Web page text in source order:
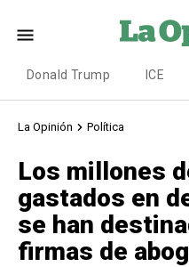
Donald Trump ICE
La Opinión Política
Los millones
gastados en
se han
firmas de